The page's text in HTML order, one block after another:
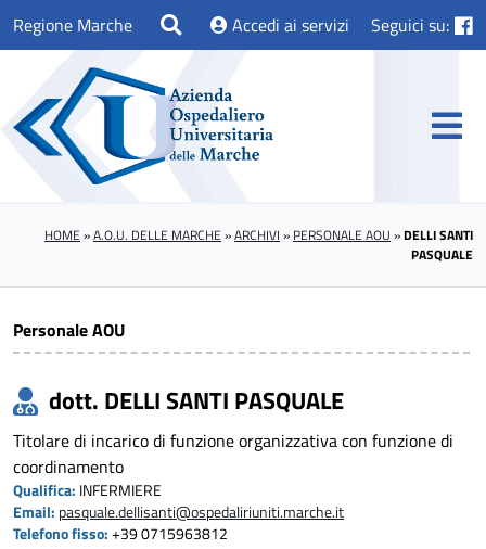
Regione Marche Accedi ai servizi Seguici su:
HOME »A.O.U. DELLE MARCHE »ARCHIVI » PERSONALE AOU »DELLI SANTI
PASQUALE
Personale AOU
dott. DELLI SANTI PASQUALE
Titolare di incarico di funzione organizzativa con funzione di
coordinamento
Qualifica: INFERMIERE
Email: pasquale.dellisanti@ospedaliriuniti.marche.it
Telefono fisso: +39 0715963812